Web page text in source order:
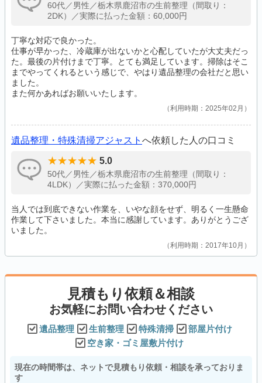
60代／男性／栃木県鹿沼市の生前整理（間取り：
2DK）／実際に払った金額：60,000円
丁寧な対応で良かった。
仕事が早かった、冷蔵庫が出ないかと心配していたが大丈夫だっ
た。最後の片付けまで丁寧。とても満足しています。掃除はそこ
までやってくれるという感じで、やはり遺品整理の会社だと思い
ました。
また何かあればお願いいたします。
利用時期：2025年02月
遺品整理・特殊清掃アジャスト へ依頼した人の口コミ
5.0
50代／男性／栃木県鹿沼市の生前整理（間取り：
4LDK）／実際に払った金額：370,000円
当人では到底できない作業を、いやな顔をせず、明るく一生懸命
作業して下さいました。本当に感謝しています。ありがとうござ
いました。
利用時期：2017年10月
見積もり依頼＆相談
お気軽にお問い合わせください
遺品整理 生前整理 特殊清掃
部屋片付け
空き家・ゴミ屋敷片付け
現在の時間帯は、ネットで見積もり依頼・相談を承っておりま
す